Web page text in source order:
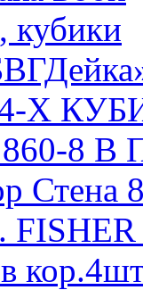
кубики
Х
8 В
Стена